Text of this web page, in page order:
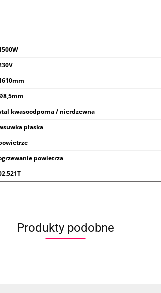
kwasoodporna / nierdzewna
płaska
powietrza
Produkty podobne